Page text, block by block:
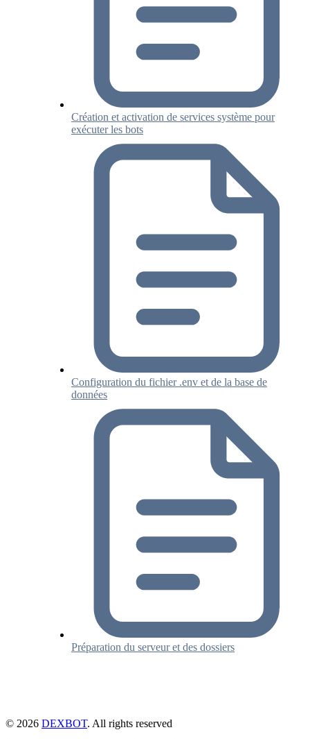
Création et activation de services système pour
exécuter les bots
Configuration du fichier .env et de la base de
données
Préparation du serveur et des dossiers
© 2026 DEXBOT. All rights reserved